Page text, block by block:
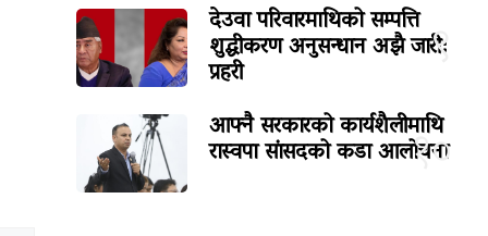
९
देउवा परिवारमाथिको सम्पत्ति
शुद्धीकरण अनुसन्धान अझै जारी:
प्रहरी
१०
आफ्नै सरकारको कार्यशैलीमाथि
रास्वपा सांसदको कडा आलोचना